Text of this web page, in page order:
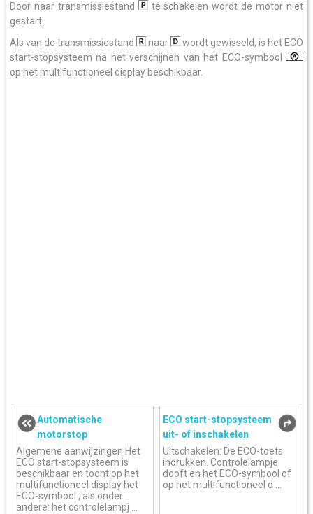
Door naar transmissiestand
te schakelen wordt de motor niet
gestart.
Als van de transmissiestand
naar
wordt gewisseld, is het ECO
start-stopsysteem na het verschijnen van het ECO-symbool
op het multifunctioneel display beschikbaar.
Automatische
motorstop
Algemene aanwijzingen Het
ECO start-stopsysteem is
beschikbaar en toont op het
multifunctioneel display het
ECO-symbool , als onder
andere: het controlelampj ...
ECO start-stopsysteem
uit- of inschakelen
Uitschakelen: De ECO-toets
indrukken. Controlelampje
dooft en het ECO-symbool of
op het multifunctioneel d ...